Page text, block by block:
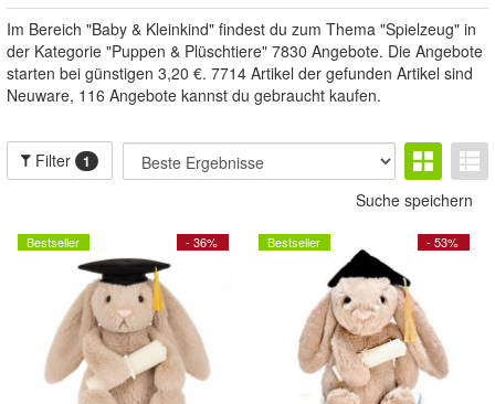
Im Bereich "Baby & Kleinkind" findest du zum Thema "Spielzeug" in
der Kategorie "Puppen & Plüschtiere" 7830 Angebote. Die Angebote
starten bei günstigen 3,20 €. 7714 Artikel der gefunden Artikel sind
Neuware, 116 Angebote kannst du gebraucht kaufen.
Filter 1
Suche speichern
- 36%
Bestseller - 53%
Bestseller